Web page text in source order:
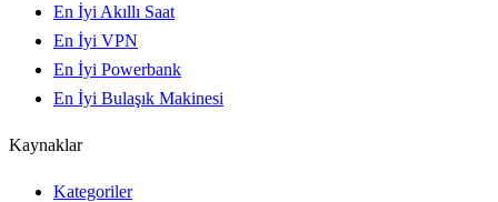
En İyi Akıllı Saat
En İyi VPN
En İyi Powerbank
En İyi Bulaşık Makinesi
Kaynaklar
Kategoriler